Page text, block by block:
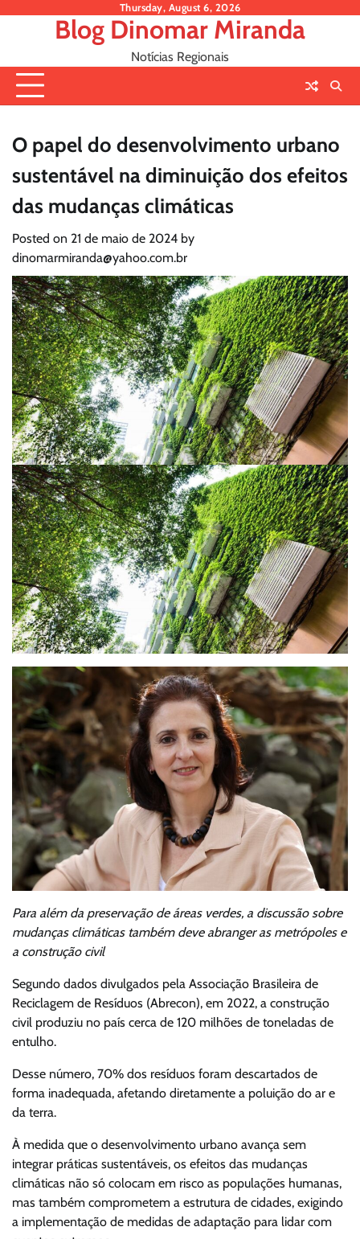
Thursday, August 6, 2026
Blog Dinomar Miranda
Notícias Regionais
O papel do desenvolvimento urbano
sustentável na diminuição dos efeitos
das mudanças climáticas
Posted on 21 de maio de 2024 by
dinomarmiranda@yahoo.com.br
Para além da preservação de áreas verdes, a discussão sobre
mudanças climáticas também deve abranger as metrópoles e
a construção civil
Segundo dados divulgados pela Associação Brasileira de
Reciclagem de Resíduos (Abrecon), em 2022, a construção
civil produziu no país cerca de 120 milhões de toneladas de
entulho.
Desse número, 70% dos resíduos foram descartados de
forma inadequada, afetando diretamente a poluição do ar e
da terra.
À medida que o desenvolvimento urbano avança sem
integrar práticas sustentáveis, os efeitos das mudanças
climáticas não só colocam em risco as populações humanas,
mas também comprometem a estrutura de cidades, exigindo
a implementação de medidas de adaptação para lidar com